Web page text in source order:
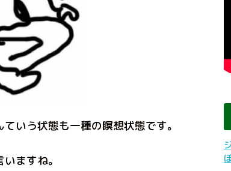
いう状態も一種の瞑想状態です。
ますね。